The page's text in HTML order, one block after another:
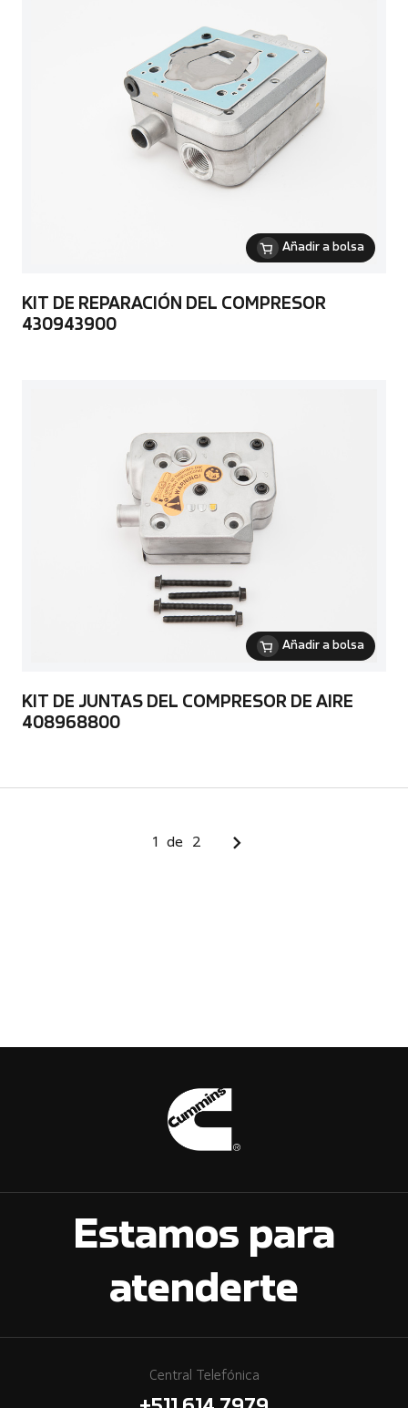
Añadir a bolsa
KIT DE REPARACIÓN DEL COMPRESOR
430943900
Añadir a bolsa
KIT DE JUNTAS DEL COMPRESOR DE AIRE
408968800
1 de 2
Estamos para
atenderte
Central Telefónica